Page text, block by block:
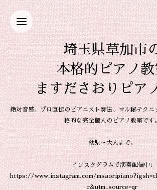
埼玉県草加市
本格的ピアノ
ますださおりピア
絶対音感、プロ直伝のピアニスト奏法、マル秘テクニ
格的な完全個人のピアノ教室です
幼児～大人まで。
インスタグラムで演奏配信中↓
https://www.instagram.com/
r&utm_source=qr